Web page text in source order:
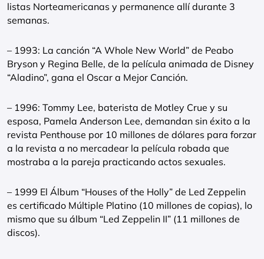
listas Norteamericanas y permanence allí durante 3
semanas.
– 1993: La canción “A Whole New World” de Peabo
Bryson y Regina Belle, de la película animada de Disney
“Aladino”, gana el Oscar a Mejor Canción.
– 1996: Tommy Lee, baterista de Motley Crue y su
esposa, Pamela Anderson Lee, demandan sin éxito a la
revista Penthouse por 10 millones de dólares para forzar
a la revista a no mercadear la película robada que
mostraba a la pareja practicando actos sexuales.
– 1999 El Álbum “Houses of the Holly” de Led Zeppelin
es certificado Múltiple Platino (10 millones de copias), lo
mismo que su álbum “Led Zeppelin II” (11 millones de
discos).